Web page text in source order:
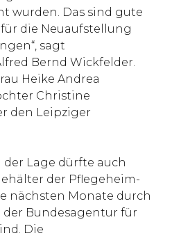
wurden. Das sind gute
die Neuaufstellung
sagt
Bernd Wickfelder.
Heike Andrea
Christine
den Leipziger
Lage dürfte auch
der Pflegeheim-
nächsten Monate durch
der Bundesagentur für
Die